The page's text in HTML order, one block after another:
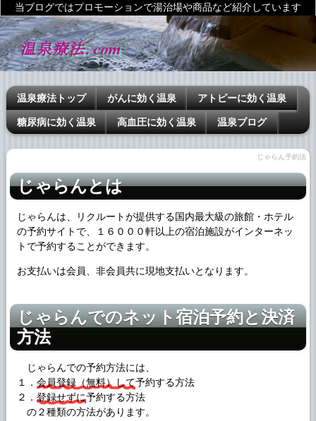
当ブログではプロモーションで湯治場や商品など紹介しています
温泉療法トップ がんに効く温泉 アトピーに効く温泉
糖尿病に効く温泉 高血圧に効く温泉 温泉ブログ
じゃらん予約法
じゃらんとは
じゃらんは、リクルートが提供する国内最大級の旅館・ホテル
の予約サイトで、１６０００軒以上の宿泊施設がインターネッ
トで予約することができます。
お支払いは会員、非会員共に現地支払いとなります。
じゃらんでのネット宿泊予約と決済
方法
じゃらんでの予約方法には、
１． 会員登録（無料）して予約する方法
２． 登録せずに予約する方法
の２種類の方法があります。